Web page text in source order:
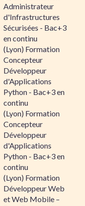
Administrateur
d'Infrastructures
Sécurisées - Bac+3
en continu
(Lyon) Formation
Concepteur
Développeur
d'Applications
Python - Bac+3 en
continu
(Lyon) Formation
Concepteur
Développeur
d'Applications
Python - Bac+3 en
continu
(Lyon) Formation
Développeur Web
et Web Mobile –